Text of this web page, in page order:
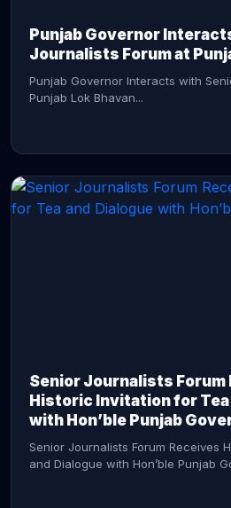
Punjab Governor
Journalists Forum at
Punjab Governor Interacts with
Punjab Lok Bhavan...
Senior Journalists Forum
Historic Invitation for Tea
with Hon’ble Punjab
Senior Journalists Forum Receives
and Dialogue with Hon’ble Punjab